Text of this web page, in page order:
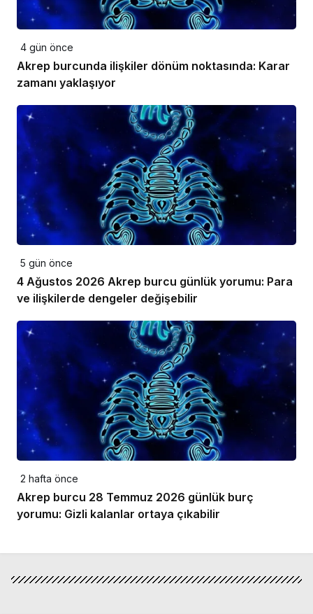
4 gün önce
Akrep burcunda ilişkiler dönüm noktasında: Karar
zamanı yaklaşıyor
5 gün önce
4 Ağustos 2026 Akrep burcu günlük yorumu: Para
ve ilişkilerde dengeler değişebilir
2 hafta önce
Akrep burcu 28 Temmuz 2026 günlük burç
yorumu: Gizli kalanlar ortaya çıkabilir